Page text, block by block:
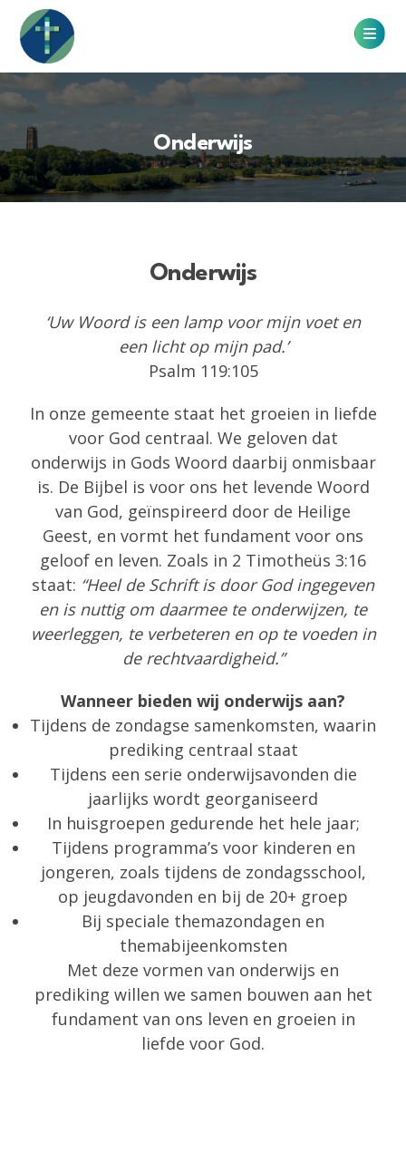
Onderwijs
Onderwijs
‘Uw Woord is een lamp voor mijn voet en
een licht op mijn pad.’
Psalm 119:105
In onze gemeente staat het groeien in liefde
voor God centraal. We geloven dat
onderwijs in Gods Woord daarbij onmisbaar
is. De Bijbel is voor ons het levende Woord
van God, geïnspireerd door de Heilige
Geest, en vormt het fundament voor ons
geloof en leven. Zoals in 2 Timotheüs 3:16
staat: “Heel de Schrift is door God ingegeven
en is nuttig om daarmee te onderwijzen, te
weerleggen, te verbeteren en op te voeden in
de rechtvaardigheid.”
Wanneer bieden wij onderwijs aan?
Tijdens de zondagse samenkomsten, waarin
prediking centraal staat
Tijdens een serie onderwijsavonden die
jaarlijks wordt georganiseerd
In huisgroepen gedurende het hele jaar;
Tijdens programma’s voor kinderen en
jongeren, zoals tijdens de zondagsschool,
op jeugdavonden en bij de 20+ groep
Bij speciale themazondagen en
themabijeenkomsten
Met deze vormen van onderwijs en
prediking willen we samen bouwen aan het
fundament van ons leven en groeien in
liefde voor God.